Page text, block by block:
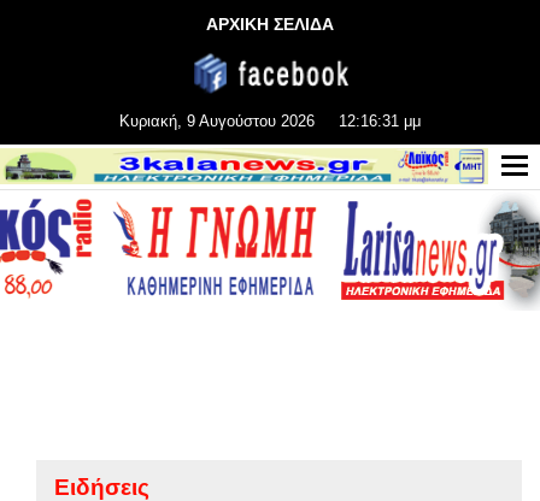
ΑΡΧΙΚΗ ΣΕΛΙΔΑ
Κυριακή, 9 Αυγούστου 2026 12:16:31 μμ
Ειδήσεις